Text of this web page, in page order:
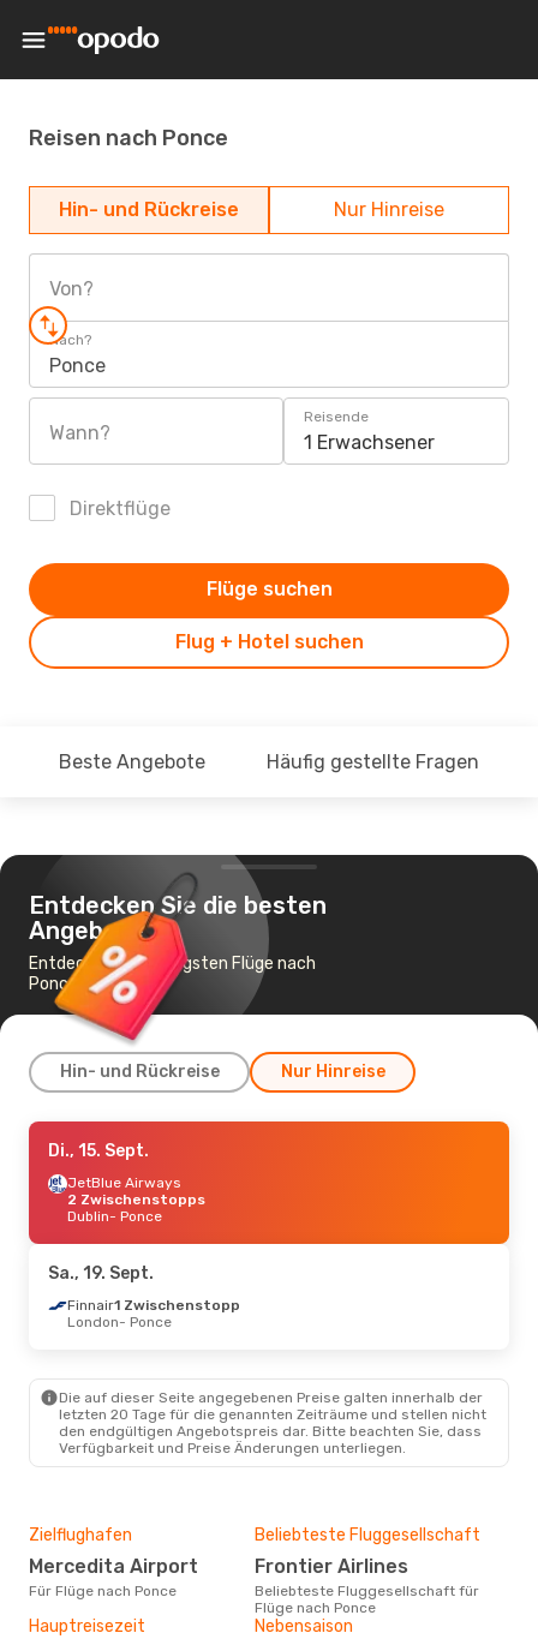
Reisen nach Ponce
Hin- und Rückreise Nur Hinreise
Von?
Nach?
Ponce
Wann?
Reisende
1 Erwachsener
Direktflüge
Flug + Hotel suchen
Flüge suchen
Beste Angebote Häufig gestellte Fragen
Entdecken Sie die besten
Angebote
Entdecke die günstigsten Flüge nach
Ponce
Hin- und Rückreise Nur Hinreise
Do., 17. Sept.
Aer Lingus1 Zwischenstopp
Dublin- Ponce
JetBlue Airways
2 Zwischenstopps
Ponce - Iguazú
Di., 15. Sept.
JetBlue Airways
2 Zwischenstopps
Dublin- Ponce
Sa., 19. Sept.
Finnair1 Zwischenstopp
London- Ponce
Die auf dieser Seite angegebenen Preise galten innerhalb der
letzten 20 Tage für die genannten Zeiträume und stellen nicht
den endgültigen Angebotspreis dar. Bitte beachten Sie, dass
Verfügbarkeit und Preise Änderungen unterliegen.
Zielflughafen
Mercedita Airport
Für Flüge nach Ponce
Beliebteste Fluggesellschaft
Frontier Airlines
Beliebteste Fluggesellschaft für
Flüge nach Ponce
Hauptreisezeit Nebensaison